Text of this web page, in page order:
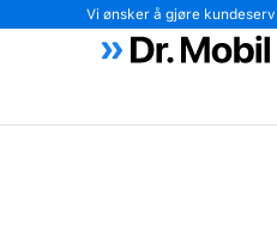
Vi ønsker å gjøre